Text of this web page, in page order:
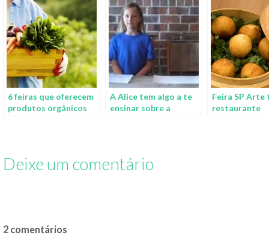
6 feiras que oferecem
produtos orgânicos
A Alice tem algo a te
ensinar sobre a
Feira SP Arte
restaurante
Deixe um comentário
2 comentários